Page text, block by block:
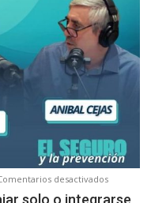
y
la
atención
al
cliente
seguros
desactivadosen
El